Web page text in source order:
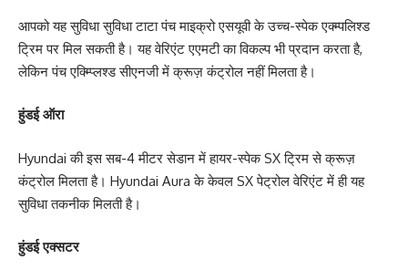
आपको यह सुविधा सुविधा टाटा पंच माइक्रो एसयूवी के उच्च-स्पेक एक्म्पलिश्ड
ट्रिम पर मिल सकती है। यह वेरिएंट एएमटी का विकल्प भी प्रदान करता है,
लेकिन पंच एक्म्प्लिश्ड सीएनजी में क्रूज़ कंट्रोल नहीं मिलता है।
हुंडई ऑरा
Hyundai की इस सब-4 मीटर सेडान में हायर-स्पेक SX ट्रिम से क्रूज़
कंट्रोल मिलता है। Hyundai Aura के केवल SX पेट्रोल वेरिएंट में ही यह
सुविधा तकनीक मिलती है।
हुंडई एक्सटर